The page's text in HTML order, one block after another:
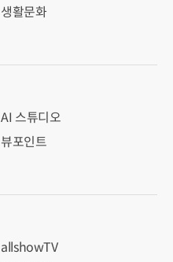
생활문화
AI 스튜디오
뷰포인트
allshowTV